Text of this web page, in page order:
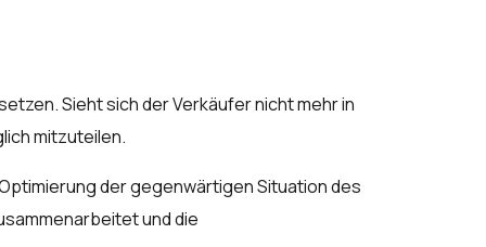
Sieht sich der Verkäufer nicht mehr in
mitzuteilen.
der gegenwärtigen Situation des
und die